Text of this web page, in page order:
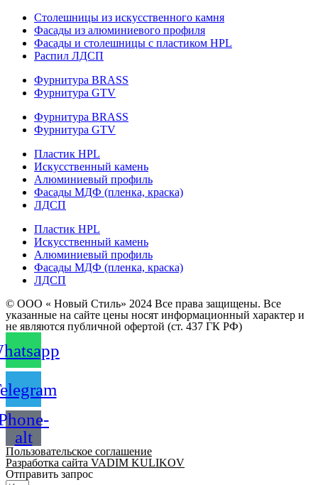
Столешницы из искусственного камня
Фасады из алюминиевого профиля
Фасады и столешницы с пластиком HPL
Распил ЛДСП
Фурнитура BRASS
Фурнитура GTV
Фурнитура BRASS
Фурнитура GTV
Пластик HPL
Искусственный камень
Алюминиевый профиль
Фасады МДФ (пленка, краска)
ЛДСП
Пластик HPL
Искусственный камень
Алюминиевый профиль
Фасады МДФ (пленка, краска)
ЛДСП
© ООО « Новый Стиль» 2024 Все права защищены. Все
указанные на сайте цены носят информационный характер и
не являются публичной офертой (ст. 437 ГК РФ)
alt
Пользовательское соглашение
Разработка сайта VADIM KULIKOV
Отправить запрос